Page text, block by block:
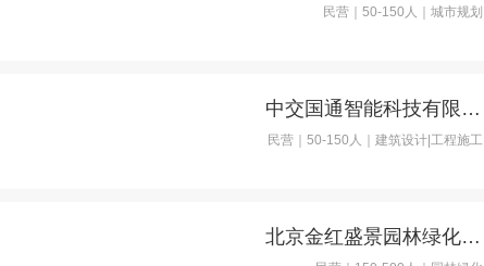
民营｜50-150人｜城市规划
中交国通智能科技有限公司
民营｜50-150人｜建筑设计|工程施工
北京金红盛景园林绿化工程有限公司